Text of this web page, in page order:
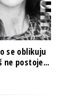
se oblikuju
ne postoje...